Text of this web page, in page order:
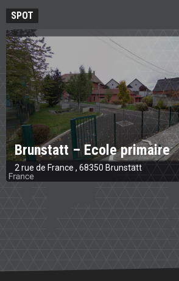
SPOT
Brunstatt – Ecole primaire
2 rue de France , 68350 Brunstatt